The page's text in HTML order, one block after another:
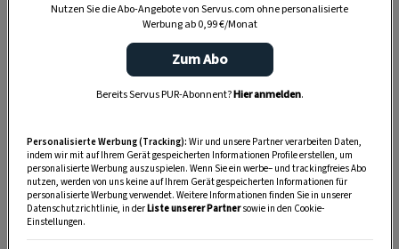
Ordnung im
Gemüse- und
WOHNEN
Wofür man
Kaffeefilter noch
Nutzen Sie die Abo-Angebote von Servus.com ohne personalisierte
Werbung ab 0,99 €/Monat
Zum Abo
Bereits Servus PUR-Abonnent?Hier anmelden.
Personalisierte Werbung (Tracking): Wir und unsere Partner verarbeiten Daten,
indem wir mit auf Ihrem Gerät gespeicherten Informationen Profile erstellen, um
personalisierte Werbung auszuspielen. Wenn Sie ein werbe– und trackingfreies Abo
nutzen, werden von uns keine auf Ihrem Gerät gespeicherten Informationen für
personalisierte Werbung verwendet. Weitere Informationen finden Sie in unserer
Datenschutzrichtlinie, in derListe unserer Partnersowie in den Cookie-
Einstellungen.